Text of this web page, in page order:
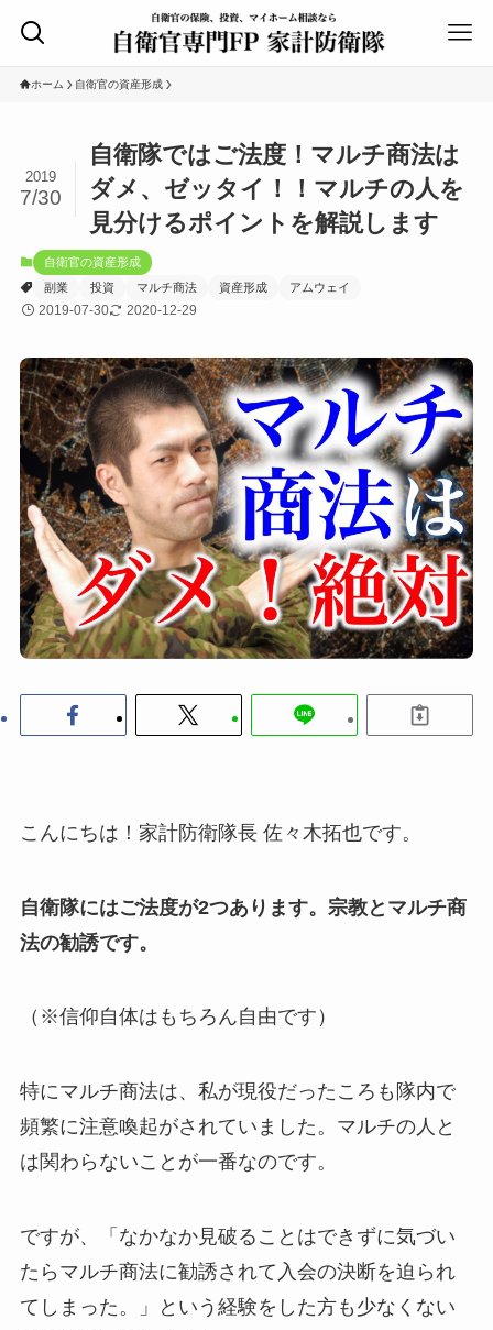
ホーム 自衛官の資産形成
自衛隊ではご法度！マルチ商法は
ダメ、ゼッタイ！！マルチの人を
見分けるポイントを解説します
2019
7/30
自衛官の資産形成
副業
投資 マルチ商法 資産形成 アムウェイ
2019-07-30 2020-12-29
こんにちは！家計防衛隊長 佐々木拓也です。
自衛隊にはご法度が2つあります。宗教とマルチ商
法の勧誘です。
（※信仰自体はもちろん自由です）
特にマルチ商法は、私が現役だったころも隊内で
頻繁に注意喚起がされていました。マルチの人と
は関わらないことが一番なのです。
ですが、「なかなか見破ることはできずに気づい
たらマルチ商法に勧誘されて入会の決断を迫られ
てしまった。」という経験をした方も少なくない